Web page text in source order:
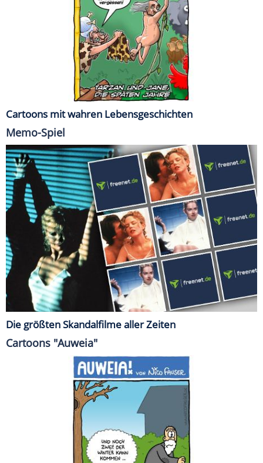
Cartoons mit wahren Lebensgeschichten
Memo-Spiel
Die größten Skandalfilme aller Zeiten
Cartoons "Auweia"